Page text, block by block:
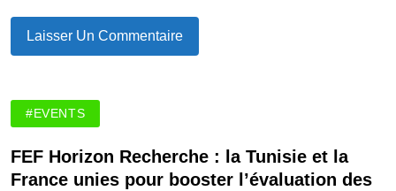
#EVENTS
FEF Horizon Recherche : la Tunisie et la
France unies pour booster l’évaluation des